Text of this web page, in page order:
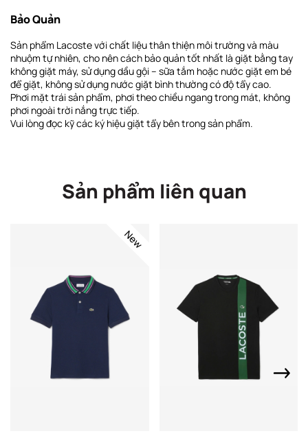
Bảo Quản
Sản phẩm Lacoste với chất liệu thân thiện môi trường và màu
nhuộm tự nhiên, cho nên cách bảo quản tốt nhất là giặt bằng tay
không giặt máy, sử dụng dầu gội – sữa tắm hoặc nước giặt em bé
để giặt, không sử dụng nước giặt bình thường có độ tẩy cao.
Phơi mặt trái sản phẩm, phơi theo chiều ngangtrong mát, không
phơi ngoài trời nắng trực tiếp.
Vui lòng đọc kỹ các ký hiệu giặt tẩy bên trong sản phẩm.
Sản phẩm liên quan
New